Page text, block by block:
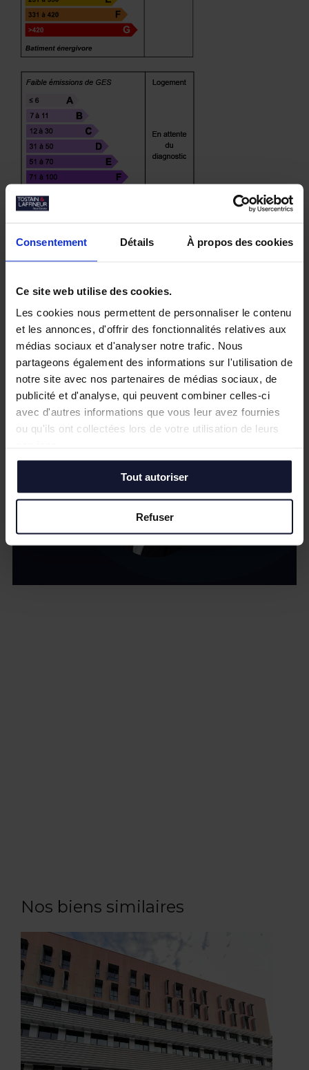
Consentement Détails À propos des cookies
Ce site web utilise des cookies.
Les cookies nous permettent de personnaliser le contenu
et les annonces, d'offrir des fonctionnalités relatives aux
médias sociaux et d'analyser notre trafic. Nous
partageons également des informations sur l'utilisation de
notre site avec nos partenaires de médias sociaux, de
publicité et d'analyse, qui peuvent combiner celles-ci
avec d'autres informations que vous leur avez fournies
ou qu'ils ont collectées lors de votre utilisation de leurs
Tout autoriser
Refuser
Réf: 59_6503
Hubert GUEGAIN
03 20 04 06 00
WASQUEHAL
home
Bureaux 2653 m² div. 150 m²
Visiter ce bien
Nos biens similaires